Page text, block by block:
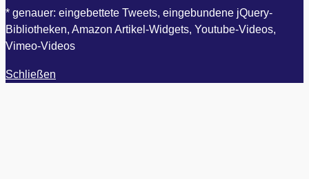
* genauer: eingebettete Tweets, eingebundene jQuery-
Bibliotheken, Amazon Artikel-Widgets, Youtube-Videos,
Vimeo-Videos
Schließen